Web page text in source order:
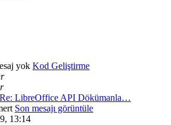
Kod Geliştirme
Re: LibreOffice API Dökümanla…
Son mesajı görüntüle
13:14